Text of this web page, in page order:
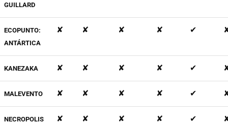
GUILLARD
ECOPUNTO:
ANTÁRTICA
✘ ✘ ✘ ✘ ✔
KANEZAKA ✘ ✘ ✘ ✘ ✔
MALEVENTO ✘ ✘ ✘ ✘ ✔
NECROPOLIS ✘ ✘ ✘ ✘ ✔